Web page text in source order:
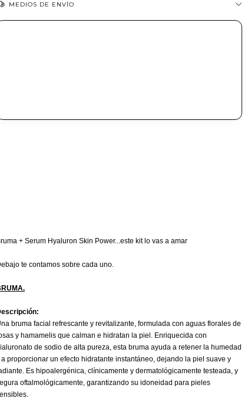
MEDIOS DE ENVÍO
+ Serum Hyaluron Skin Power...este kit lo vas a amar
te contamos sobre cada uno.
bruma facial refrescante y revitalizante, formulada con aguas florales de
y hamamelis que calman e hidratan la piel. Enriquecida con
de sodio de alta pureza, esta bruma ayuda a retener la humedad
a proporcionar un efecto hidratante instantáneo, dejando la piel suave y
Es hipoalergénica, clínicamente y dermatológicamente testeada, y
oftalmológicamente, garantizando su idoneidad para pieles